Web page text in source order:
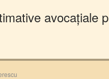
avocațiale